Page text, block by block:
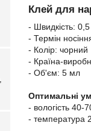
Клей для
- Швидкість: 0,5
- Термін
- Колір: чорний
- Країна-
- Об'єм: 5 мл
Оптимальні
- вологість 40-
- температура